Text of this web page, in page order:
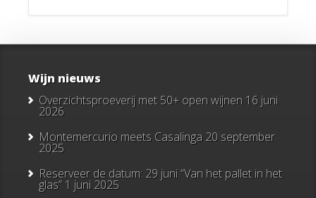
Wijn nieuws
Overzichtsproeverij met 50+ open wijnen 16 juni
2026
Montemercurio meets Casalinga 20 september
2025
Reserveer de datum: 29 juni “Van het pallet in het
glas” 1 juni 2025